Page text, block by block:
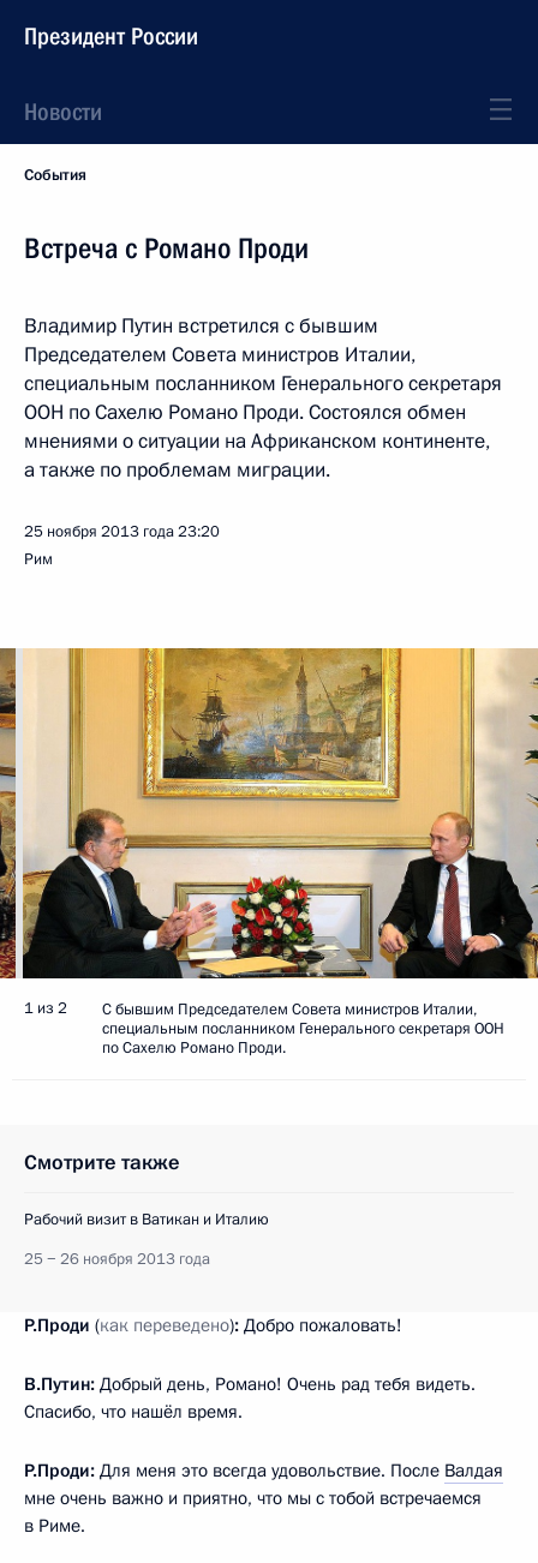
Президент России
Новости
События
Встреча с Романо Проди
Владимир Путин встретился с бывшим
Председателем Совета министров Италии,
специальным посланником Генерального секретаря
ООН по Сахелю Романо Проди. Состоялся обмен
мнениями о ситуации на Африканском континенте,
а также по проблемам миграции.
25 ноября 2013 года23:20
Рим
1 из 2
С бывшим Председателем Совета министров Италии,
специальным посланником Генерального секретаря ООН
по Сахелю Романо Проди.
Смотрите также
Рабочий визит в Ватикан и Италию
25 − 26 ноября 2013 года
Р.Проди (как переведено): Добро пожаловать!
В.Путин: Добрый день, Романо! Очень рад тебя видеть.
Спасибо, что нашёл время.
Р.Проди: Для меня это всегда удовольствие. После Валдая
мне очень важно и приятно, что мы с тобой встречаемся
в Риме.